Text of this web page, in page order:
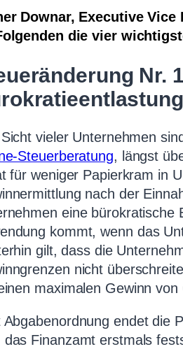
Downar, Executive
die vier
Nr.
vieler Unternehmen
Steuerberatung, längst
für weniger Papierkram in
nach der
eine bürokratische
kommt, wenn das
gilt, dass die
nicht
maximalen Gewinn
Abgabenordnung endet die
das Finanzamt erstmals